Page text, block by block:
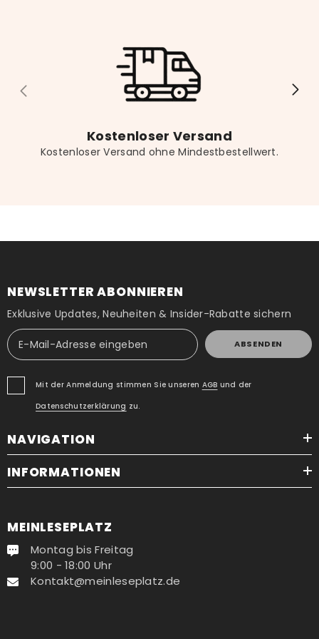
Kostenloser Versand
Kostenloser Versand ohne Mindestbestellwert.
NEWSLETTER ABONNIEREN
Exklusive Updates, Neuheiten & Insider-Rabatte sichern
ABSENDEN
Mit der Anmeldung stimmen Sie unseren AGB und der
Datenschutzerklärung zu.
NAVIGATION
INFORMATIONEN
MEINLESEPLATZ
Montag bis Freitag
9:00 - 18:00 Uhr
Kontakt@meinleseplatz.de